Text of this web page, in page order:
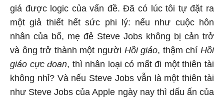
giá được logic của vấn đề. Đã có lúc tôi tự đặt ra
một giả thiết hết sức phi lý: nếu như cuộc hôn
nhân của bố, mẹ đẻ Steve Jobs không bị cản trở
và ông trở thành một người Hồi giáo, thậm chíHồi
giáo cực đoan, thì nhân loại có mất đi một thiên tài
không nhỉ? Và nếu Steve Jobs vẫn là một thiên tài
như Steve Jobs của Apple ngày nay thì dấu ấn của